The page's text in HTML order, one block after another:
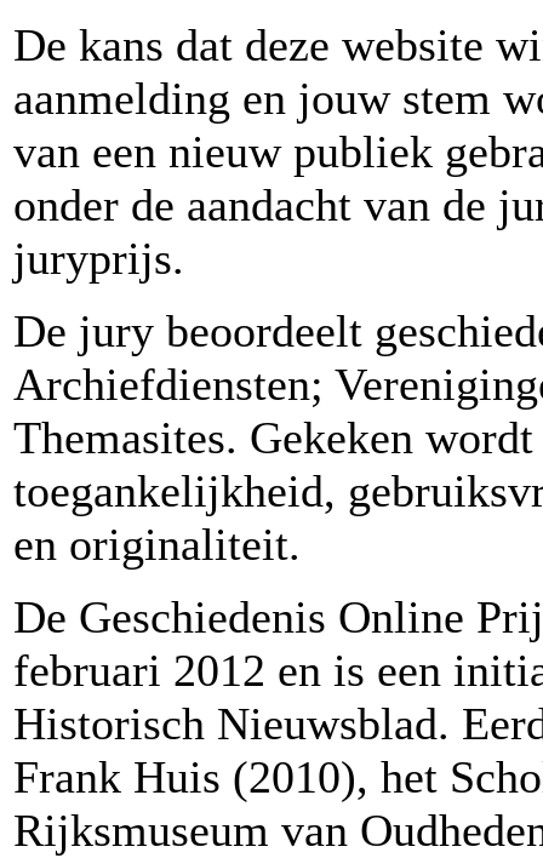
De kans dat deze website
aanmelding en jouw stem
van een nieuw publiek
onder de aandacht van de
juryprijs.
De jury beoordeelt
Archiefdiensten;
Themasites. Gekeken
toegankelijkheid,
en originaliteit.
De Geschiedenis Online
februari 2012 en is een
Historisch Nieuwsblad.
Frank Huis (2010), het
Rijksmuseum van